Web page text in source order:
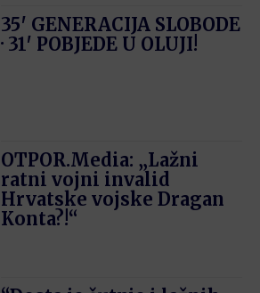
35′ GENERACIJA SLOBODE
· 31′ POBJEDE U OLUJI!
OTPOR.Media: „Lažni
ratni vojni invalid
Hrvatske vojske Dragan
Konta?!“